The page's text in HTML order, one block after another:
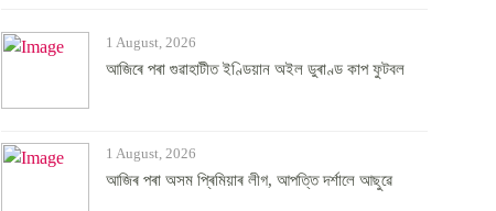
1 August, 2026
আজিৰে পৰা গুৱাহাটীত ইণ্ডিয়ান অইল ডুৰাণ্ড কাপ ফুটবল
1 August, 2026
আজিৰ পৰা অসম প্ৰিমিয়াৰ লীগ, আপত্তি দৰ্শালে আছুৱে